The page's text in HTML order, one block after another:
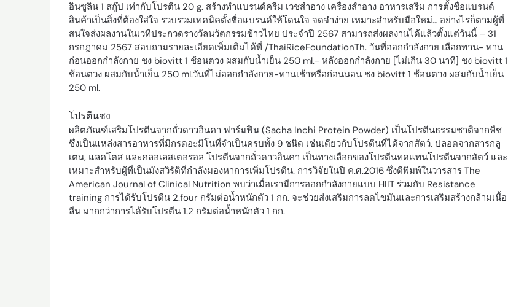
อินซูลิน 1 สกู๊ป เท่ากับโปรตีน 20 g. สร้างทำแบรนด์ครีม เวชสำอาง เครื่องสำอาง อาหารเสริม การตั้งชื่อแบรนด์
สินค้าเป็นสิ่งที่ต้องใส่ใจ รวบรวมเทคนิคตั้งชื่อแบรนด์ให้โดนใจ จดจำง่าย เหมาะสำหรับมือใหม่… อย่างไรก็ตามผู้ที่
สนใจส่งผลงานในเวทีประกวดรางวัลนวัตกรรมข้าวไทย ประจำปี 2567 สามารถส่งผลงานได้แล้วตั้งแต่วันนี้ – 31
กรกฎาคม 2567 สอบถามรายละเอียดเพิ่มเติมได้ที่ /ThaiRiceFoundationTh. วันที่ออกกำลังกาย เลือกทาน- ทาน
ก่อนออกกำลังกาย ชง biovitt 1 ช้อนตวง ผสมกับน้ำเย็น 250 ml.- หลังออกกำลังกาย [ไม่เกิน 30 นาที] ชง biovitt 1
ช้อนตวง ผสมกับน้ำเย็น 250 ml.วันที่ไม่ออกกำลังกาย-ทานเช้าหรือก่อนนอน ชง biovitt 1 ช้อนตวง ผสมกับน้ำเย็น
250 ml.
โปรตีนชง
ผลิตภัณฑ์เสริมโปรตีนจากถั่วดาวอินคา ฟาร์มฟิน (Sacha Inchi Protein Powder) เป็นโปรตีนธรรมชาติจากพืช
ซึ่งเป็นแหล่งสารอาหารที่่มีกรดอะมิโนที่จำเป็นครบทั้ง 9 ชนิด เช่นเดียวกับโปรตีนที่ได้จากสัตว์. ปลอดจากสารกลู
เตน, แลคโตส และคลอเลสเตอรอล โปรตีนจากถั่วดาวอินคา เป็นทางเลือกของโปรตีนทดแทนโปรตีนจากสัตว์ และ
เหมาะสำหรับผู้ที่เป็นมังสวิรัติที่กำลังมองหาการเพิ่มโปรตีน. การวิจัยในปี ค.ศ.2016 ซึ่งตีพิมพ์ในวารสาร The
American Journal of Clinical Nutrition พบว่าเมื่อเรามีการออกกำลังกายแบบ HIIT ร่วมกับ Resistance
training การได้รับโปรตีน 2.four กรัมต่อน้ำหนักตัว 1 กก. จะช่วยส่งเสริมการลดไขมันและการเสริมสร้างกล้ามเนื้อ
ลีน มากกว่าการได้รับโปรตีน 1.2 กรัมต่อน้ำหนักตัว 1 กก.